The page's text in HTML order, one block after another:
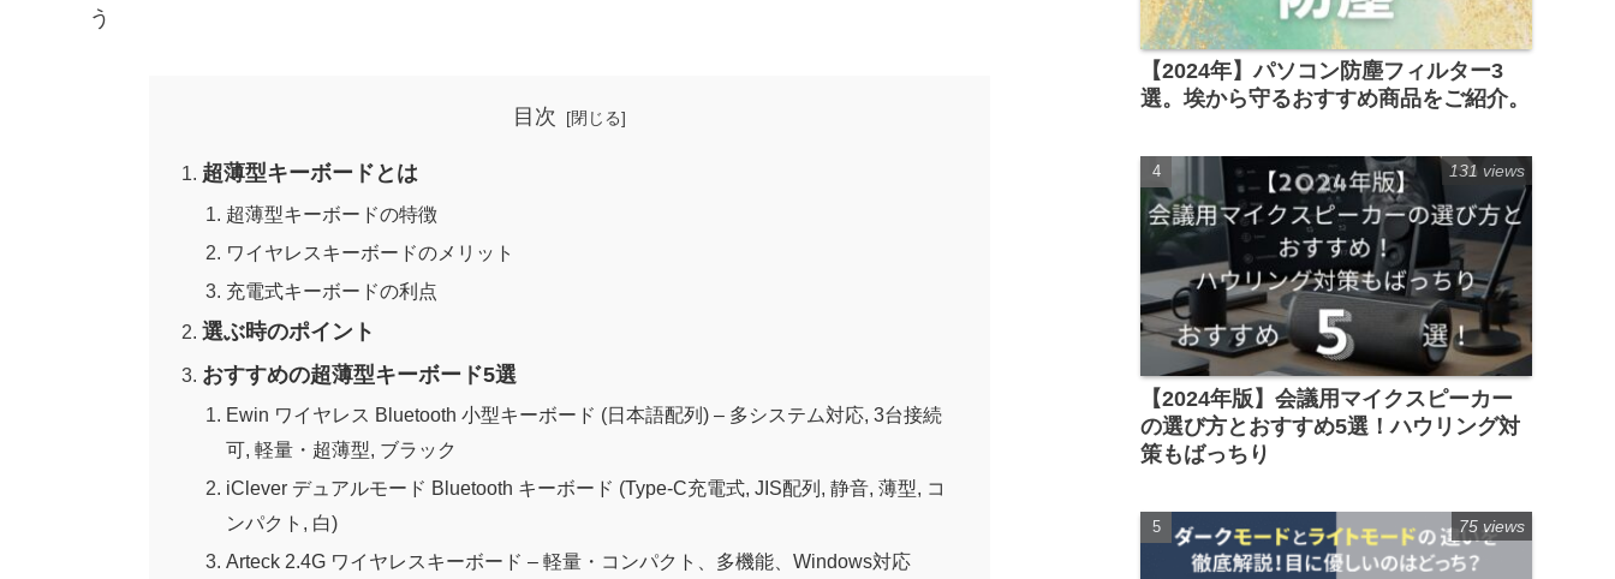
う
目次
超薄型キーボードとは
超薄型キーボードの特徴
ワイヤレスキーボードのメリット
充電式キーボードの利点
選ぶ時のポイント
おすすめの超薄型キーボード5選
Ewin ワイヤレス Bluetooth 小型キーボード (日本語配列) – 多システム対応, 3台接続
可, 軽量・超薄型, ブラック
iClever デュアルモード Bluetooth キーボード (Type-C充電式, JIS配列, 静音, 薄型, コ
ンパクト, 白)
Arteck 2.4G ワイヤレスキーボード – 軽量・コンパクト、多機能、Windows対応
【2024年】パソコン防塵フィルター3
選。埃から守るおすすめ商品をご紹介。
【2024年版】会議用マイクスピーカー
の選び方とおすすめ5選！ハウリング対
策もばっちり
131 views
75 views